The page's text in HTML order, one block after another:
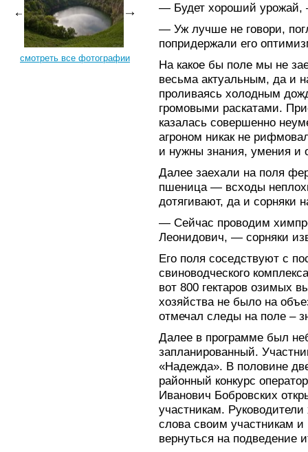
смотреть все фотографии
— Будет хороший урожай,
— Уж лучше не говори,
попридержали его
На какое бы поле мы не
весьма актуальным, да и
проливаясь холодным
громовыми раскатами.
казалась совершенно
агроном никак не
и нужны знания, умения и
Далее заехали на поля
пшеница — всходы
дотягивают, да и сорняки
— Сейчас проводим
Леонидович, — сорняки
Его поля соседствуют с
свиноводческого
вот 800 гектаров озимых
хозяйства не было на
отмечал следы на поле –
Далее в программе был
запланированный.
«Надежда». В половине
районный конкурс
Иванович Бобровских
участникам.
слова своим участникам
вернуться на подведение